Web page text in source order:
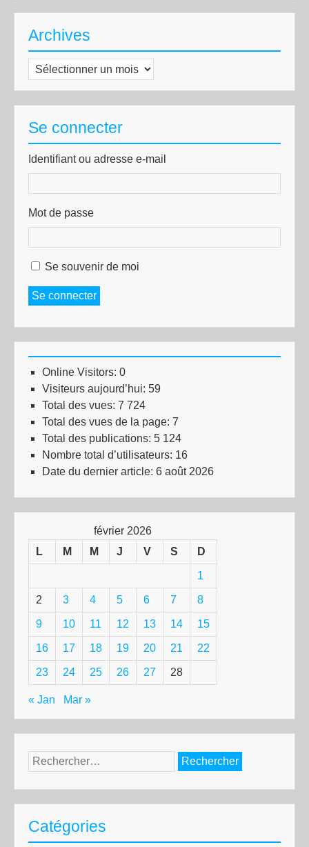
Archives
Archives
Se connecter
Identifiant ou adresse e-mail
Mot de passe
Se souvenir de moi
Se connecter
Online Visitors: 0
Visiteurs aujourd’hui: 59
Total des vues: 7 724
Total des vues de la page: 7
Total des publications: 5 124
Nombre total d’utilisateurs: 16
Date du dernier article: 6 août 2026
février 2026
L
M M J V S D
1
2 3 4 5 6 7 8
9 10 11 12 13 14 15
16 17 18 19 20 21 22
23 24 25 26 27 28
« Jan Mar »
Rechercher :
Catégories